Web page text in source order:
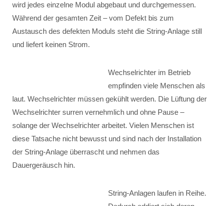
wird jedes einzelne Modul abgebaut und durchgemessen.
Während der gesamten Zeit – vom Defekt bis zum
Austausch des defekten Moduls steht die String-Anlage still
und liefert keinen Strom.
Wechselrichter im Betrieb
empfinden viele Menschen als
laut. Wechselrichter müssen gekühlt werden. Die Lüftung der
Wechselrichter surren vernehmlich und ohne Pause –
solange der Wechselrichter arbeitet. Vielen Menschen ist
diese Tatsache nicht bewusst und sind nach der Installation
der String-Anlage überrascht und nehmen das
Dauergeräusch hin.
String-Anlagen laufen in Reihe.